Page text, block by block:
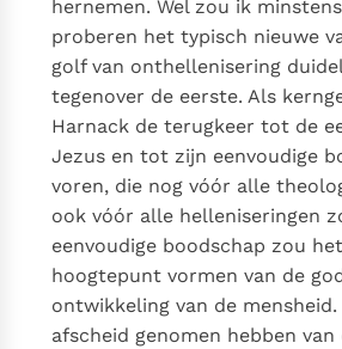
hernemen. Wel zou ik
proberen het typisch nieuwe
golf van onthellenisering
tegenover de eerste. Als
Harnack de terugkeer tot de
Jezus en tot zijn eenvoudige
voren, die nog vóór alle
ook vóór alle helleniseringen
eenvoudige boodschap zou
hoogtepunt vormen van de
ontwikkeling van de
afscheid genomen hebben